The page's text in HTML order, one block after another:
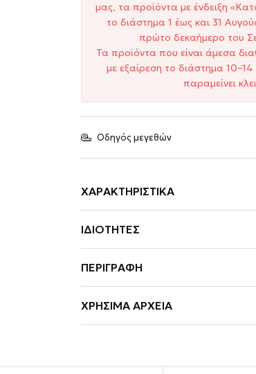
μας, τα προϊόντα με ένδειξη
το διάστημα 1 έως και 31
πρώτο δεκαήμερο του
Τα προϊόντα που είναι άμεσα
με εξαίρεση το διάστημα
παραμείνει
Οδηγός μεγεθών
ΧΑΡΑΚΤΗΡΙΣΤΙΚΆ
ΙΔΙΌΤΗΤΕΣ
ΠΕΡΙΓΡΑΦΉ
ΧΡΉΣΙΜΑ ΑΡΧΕΊΑ